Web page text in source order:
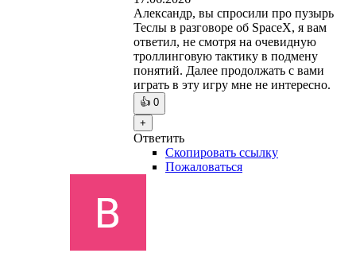
Александр, вы спросили про пузырь
Теслы в разговоре об SpaceX, я вам
ответил, не смотря на очевидную
троллинговую тактику в подмену
понятий. Далее продолжать с вами
играть в эту игру мне не интересно.
👍 0
+
Ответить
Скопировать ссылку
Пожаловаться